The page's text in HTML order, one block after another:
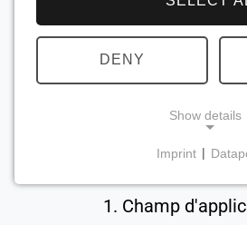
Vous
prévalent
1. Champ
DENY
Show details
Requis pour les
web, telles que la navigation
Imprint |